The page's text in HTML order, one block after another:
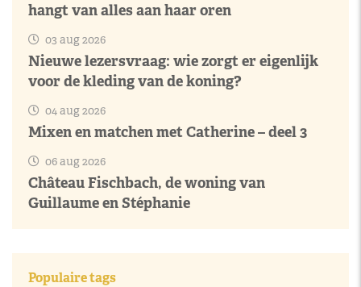
hangt van alles aan haar oren
03 aug 2026
Nieuwe lezersvraag: wie zorgt er eigenlijk
voor de kleding van de koning?
04 aug 2026
Mixen en matchen met Catherine – deel 3
06 aug 2026
Château Fischbach, de woning van
Guillaume en Stéphanie
Populaire tags